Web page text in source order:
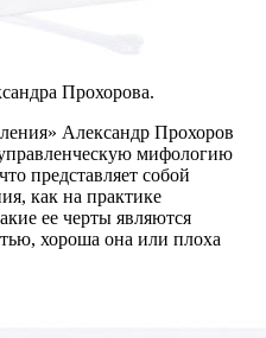
Прохорова.
Александр Прохоров
мифологию
представляет собой
как на практике
ее черты являются
хороша она или плоха